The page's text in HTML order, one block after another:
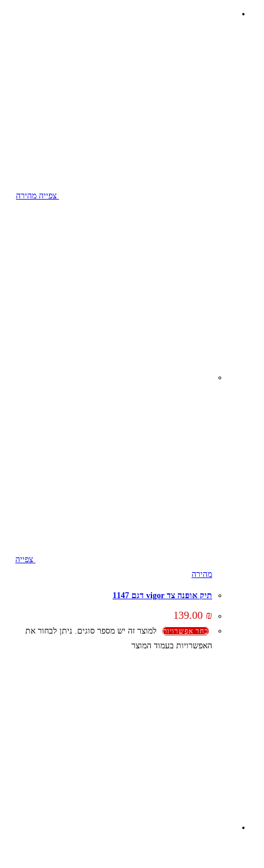
צפייה מהירה
צפייה
מהירה
תיק אופנה צד vigor דגם 1147
139.00 ₪
בחר אפשרויות
למוצר זה יש מספר סוגים. ניתן לבחור את
האפשרויות בעמוד המוצר